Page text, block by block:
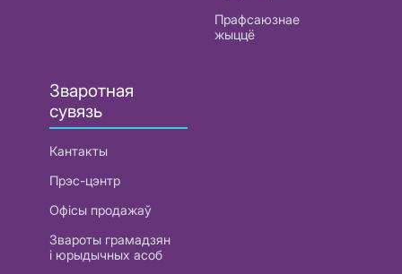
Прафсаюзнае
жыццё
Зваротная
сувязь
Кантакты
Прэс-цэнтр
Офісы продажаў
Звароты грамадзян
і юрыдычных асоб